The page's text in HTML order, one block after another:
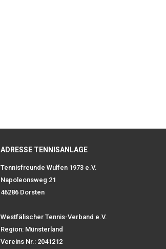
ADRESSE TENNISANLAGE
Tennisfreunde Wulfen 1973 e.V.
Napoleonsweg 21
46286 Dorsten
Westfälischer Tennis-Verband e.V.
Region: Münsterland
Vereins Nr.: 2041212